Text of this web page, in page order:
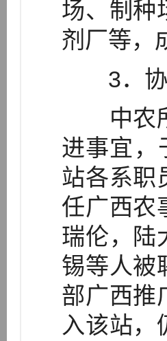
场、制种
剂厂等，
3．协
中农所
进事宜，
站各系职
任广西农
瑞伦，陆
锡等人被
部广西推
入该站，